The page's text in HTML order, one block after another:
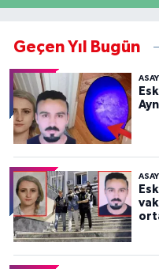
Geçen Yıl Bugün